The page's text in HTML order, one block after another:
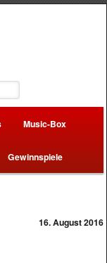
Music-Box
Gewinnspiele
16. August 2016